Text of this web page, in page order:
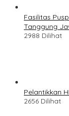
Fasilitas
Tanggung
2988 Dilihat
Pelantikkan
2656 Dilihat